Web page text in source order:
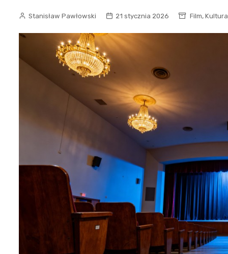
Stanisław Pawłowski 21 stycznia 2026 Film, Kultura